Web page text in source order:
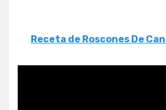
Receta de Roscones De